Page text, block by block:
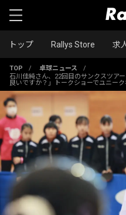
トップ Rallys Store 求
TOP / 卓球ニュース
/
石川佳純さん、22回目のサンクスツア
良いですか？」トークショーでユニー